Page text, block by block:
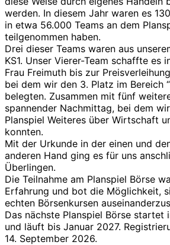
werden. In diesem Jahr waren es
in etwa 56.000 Teams an dem
teilgenommen haben.
Drei dieser Teams waren aus
KS1. Unser Vierer-Team schaffte es
Frau Freimuth bis zur
bei dem wir den 3. Platz im Bereich
belegten. Zusammen mit fünf
spannender Nachmittag, bei dem
Planspiel Weiteres über Wirtschaft
konnten.
Mit der Urkunde in der einen und
anderen Hand ging es für uns
Überlingen.
Die Teilnahme am Planspiel Börse
Erfahrung und bot die Möglichkeit,
echten Börsenkursen
Das nächste Planspiel Börse startet
und läuft bis Januar 2027.
14. September 2026.